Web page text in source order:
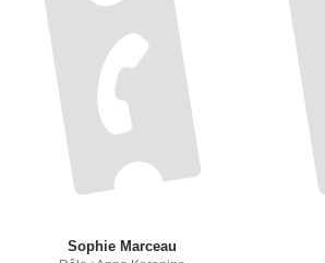
Sophie Marceau